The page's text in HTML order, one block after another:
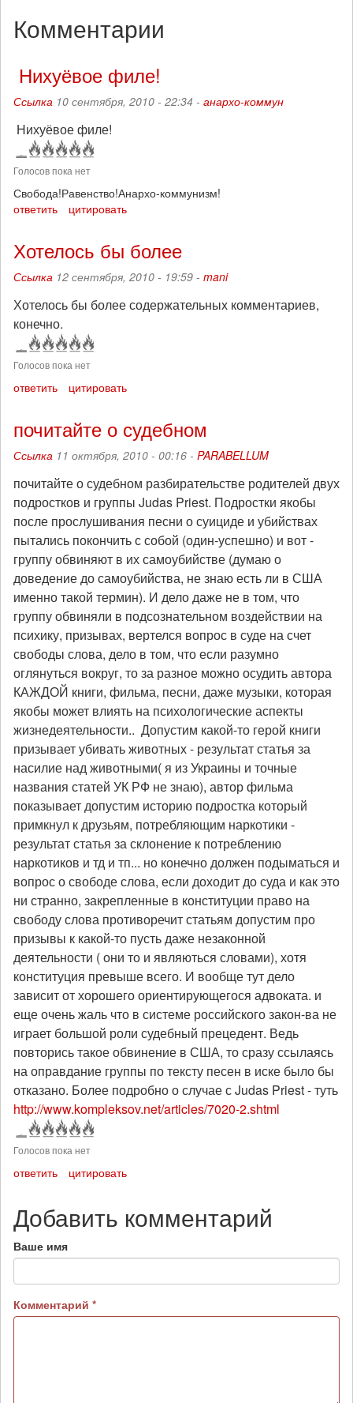
Комментарии
Нихуёвое филе!
Ссылка 10 сентября, 2010 - 22:34 - анархо-коммун
Нихуёвое филе!
Голосов пока нет
Свобода!Равенство!Анархо-коммунизм!
ответить
цитировать
Хотелось бы более
Ссылка 12 сентября, 2010 - 19:59 - mani
Хотелось бы более содержательных комментариев,
конечно.
Голосов пока нет
ответить цитировать
почитайте о судебном
Ссылка 11 октября, 2010 - 00:16 - PARABELLUM
почитайте о судебном разбирательстве родителей двух
подростков и группы Judas Priest. Подростки якобы
после прослушивания песни о суициде и убийствах
пытались покончить с собой (один-успешно) и вот -
группу обвиняют в их самоубийстве (думаю о
доведение до самоубийства, не знаю есть ли в США
именно такой термин). И дело даже не в том, что
группу обвиняли в подсознательном воздействии на
психику, призывах, вертелся вопрос в суде на счет
свободы слова, дело в том, что если разумно
оглянуться вокруг, то за разное можно осудить автора
КАЖДОЙ книги, фильма, песни, даже музыки, которая
якобы может влиять на психологические аспекты
жизнедеятельности.. Допустим какой-то герой книги
призывает убивать животных - результат статья за
насилие над животными( я из Украины и точные
названия статей УК РФ не знаю), автор фильма
показывает допустим историю подростка который
примкнул к друзьям, потребляющим наркотики -
результат статья за склонение к потреблению
наркотиков и тд и тп... но конечно должен подыматься и
вопрос о свободе слова, если доходит до суда и как это
ни странно, закрепленные в конституции право на
свободу слова противоречит статьям допустим про
призывы к какой-то пусть даже незаконной
деятельности ( они то и являються словами), хотя
конституция превыше всего. И вообще тут дело
зависит от хорошего ориентирующегося адвоката. и
еще очень жаль что в системе российского закон-ва не
играет большой роли судебный прецедент. Ведь
повторись такое обвинение в США, то сразу ссылаясь
на оправдание группы по тексту песен в иске было бы
отказано. Более подробно о случае с Judas Priest - туть
http://www.kompleksov.net/articles/7020-2.shtml
Голосов пока нет
ответить цитировать
Добавить комментарий
Ваше имя
Комментарий *